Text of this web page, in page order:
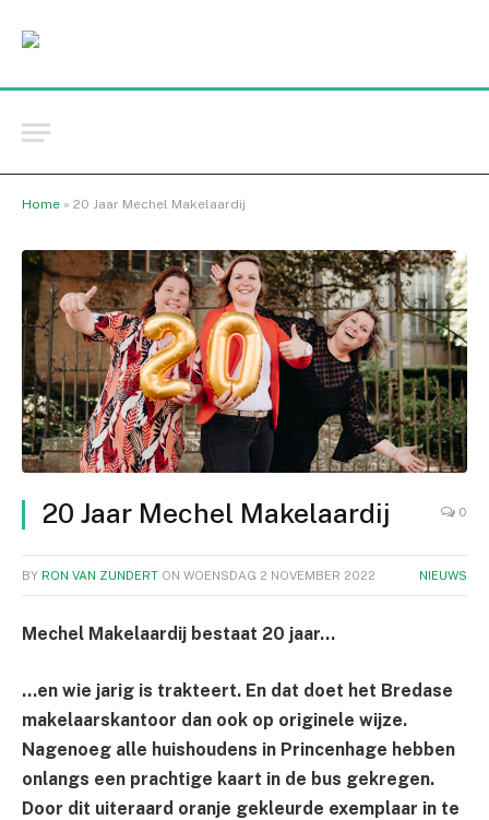
Home » 20 Jaar Mechel Makelaardij
20 Jaar Mechel Makelaardij 0
BY RON VAN ZUNDERT ON WOENSDAG 2 NOVEMBER 2022 NIEUWS
Mechel Makelaardij bestaat 20 jaar…
…en wie jarig is trakteert. En dat doet het Bredase
makelaarskantoor dan ook op originele wijze.
Nagenoeg alle huishoudens in Princenhage hebben
onlangs een prachtige kaart in de bus gekregen.
Door dit uiteraard oranje gekleurde exemplaar in te